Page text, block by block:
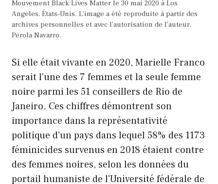
Mouvement Black Lives Matter le 30 mai 2020 à Los
Angeles, États-Unis. L'image a été reproduite à partir des
archives personnelles et avec l'autorisation de l'auteur,
Perola Navarro.
Si elle était vivante en 2020, Marielle Franco
serait l'une des 7 femmes et la seule femme
noire parmi les 51 conseillers de Rio de
Janeiro. Ces chiffres démontrent son
importance dans la représentativité
politique d'un pays dans lequel 58% des 1173
féminicides survenus en 2018 étaient contre
des femmes noires, selon les données du
portail humaniste de l'Université fédérale de